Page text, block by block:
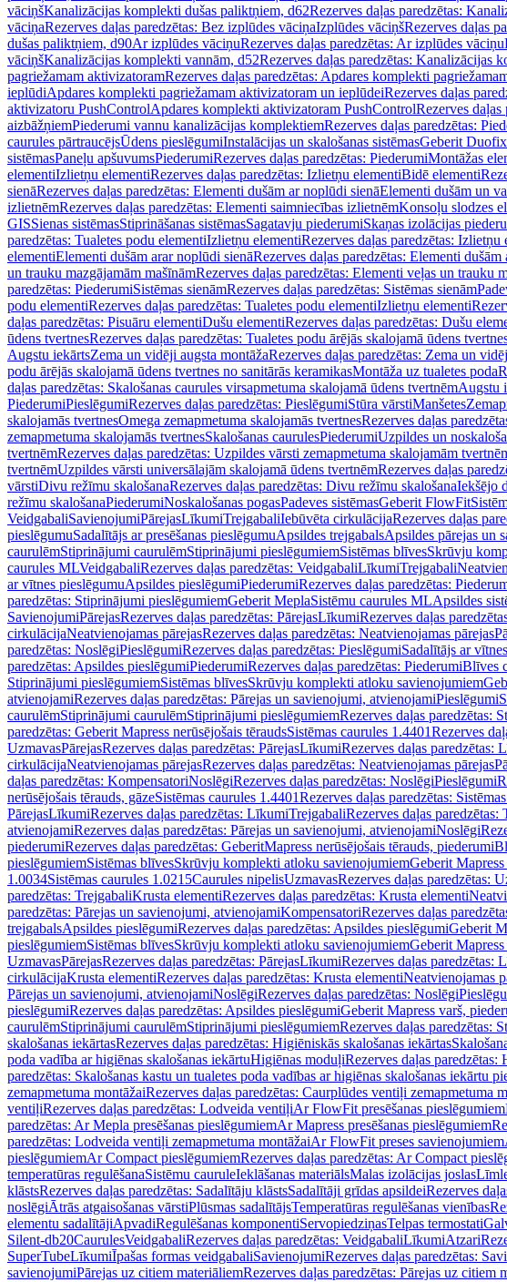
vāciņšKanalizācijas komplekti dušas paliktņiem, d62Rezerves daļas paredzētas:
vāciņaRezerves daļas paredzētas: Bez izplūdes vāciņaIzplūdes vāciņšRezerves daļas
dušas paliktņiem, d90Ar izplūdes vāciņuRezerves daļas paredzētas: Ar izplūdes vāciņu
vāciņšKanalizācijas komplekti vannām, d52Rezerves daļas paredzētas: Kanalizācijas
pagriežamam aktivizatoramRezerves daļas paredzētas: Apdares komplekti
ieplūdiApdares komplekti pagriežamam aktivizatoram un ieplūdeiRezerves daļas
aktivizatoru PushControlApdares komplekti aktivizatoram PushControlRezerves
aizbāžņiemPiederumi vannu kanalizācijas komplektiemRezerves daļas paredzētas:
caurules pārtraucējsŪdens pieslēgumiInstalācijas un skalošanas sistēmasGeberit Duofix
sistēmasPaneļu apšuvumsPiederumiRezerves daļas paredzētas: PiederumiMontāžas
elementiIzlietņu elementiRezerves daļas paredzētas: Izlietņu elementiBidē elementi
sienāRezerves daļas paredzētas: Elementi dušām ar noplūdi sienāElementi dušām un
izlietnēmRezerves daļas paredzētas: Elementi saimniecības izlietnēmKonsoļu slodzes
GISSienas sistēmasStiprināšanas sistēmasSagatavju piederumiSkaņas izolācijas
paredzētas: Tualetes podu elementiIzlietņu elementiRezerves daļas paredzētas: Izlietņu
elementiElementi dušām arar noplūdi sienāRezerves daļas paredzētas: Elementi
un trauku mazgājamām mašīnāmRezerves daļas paredzētas: Elementi veļas un trauku
paredzētas: PiederumiSistēmas sienāmRezerves daļas paredzētas: Sistēmas sienām
podu elementiRezerves daļas paredzētas: Tualetes podu elementiIzlietņu elementi
daļas paredzētas: Pisuāru elementiDušu elementiRezerves daļas paredzētas: Dušu
ūdens tvertnesRezerves daļas paredzētas: Tualetes podu ārējās skalojamā ūdens
Augstu iekārtsZema un vidēji augsta montāžaRezerves daļas paredzētas: Zema un
podu ārējās skalojamā ūdens tvertnes no sanitārās keramikasMontāža uz tualetes poda
daļas paredzētas: Skalošanas caurules virsapmetuma skalojamā ūdens tvertnēmAugstu
PiederumiPieslēgumiRezerves daļas paredzētas: PieslēgumiStūra vārstiManšetes
skalojamās tvertnesOmega zemapmetuma skalojamās tvertnesRezerves daļas
zemapmetuma skalojamās tvertnesSkalošanas caurulesPiederumiUzpildes un
tvertnēmRezerves daļas paredzētas: Uzpildes vārsti zemapmetuma skalojamām
tvertnēmUzpildes vārsti universālajām skalojamā ūdens tvertnēmRezerves daļas
vārstiDivu režīmu skalošanaRezerves daļas paredzētas: Divu režīmu skalošanaIekšējo
režīmu skalošanaPiederumiNoskalošanas pogasPadeves sistēmasGeberit FlowFit
VeidgabaliSavienojumiPārejasLīkumiTrejgabaliIebūvēta cirkulācijaRezerves daļas
pieslēgumuSadalītājs ar presēšanas pieslēgumuApsildes trejgabalsApsildes pārejas un
caurulēmStiprinājumi caurulēmStiprinājumi pieslēgumiemSistēmas blīvesSkrūvju
caurules MLVeidgabaliRezerves daļas paredzētas: VeidgabaliLīkumiTrejgabali
ar vītnes pieslēgumuApsildes pieslēgumiPiederumiRezerves daļas paredzētas:
paredzētas: Stiprinājumi pieslēgumiemGeberit MeplaSistēmu caurules MLApsildes
SavienojumiPārejasRezerves daļas paredzētas: PārejasLīkumiRezerves daļas
cirkulācijaNeatvienojamas pārejasRezerves daļas paredzētas: Neatvienojamas pārejas
paredzētas: NoslēgiPieslēgumiRezerves daļas paredzētas: PieslēgumiSadalītājs ar
paredzētas: Apsildes pieslēgumiPiederumiRezerves daļas paredzētas: PiederumiBlīves
Stiprinājumi pieslēgumiemSistēmas blīvesSkrūvju komplekti atloku savienojumiem
atvienojamiRezerves daļas paredzētas: Pārejas un savienojumi, atvienojamiPieslēgumi
caurulēmStiprinājumi caurulēmStiprinājumi pieslēgumiemRezerves daļas paredzētas:
paredzētas: Geberit Mapress nerūsējošais tēraudsSistēmas caurules 1.4401Rezerves
UzmavasPārejasRezerves daļas paredzētas: PārejasLīkumiRezerves daļas paredzētas:
cirkulācijaNeatvienojamas pārejasRezerves daļas paredzētas: Neatvienojamas pārejas
daļas paredzētas: KompensatoriNoslēgiRezerves daļas paredzētas: NoslēgiPieslēgumi
nerūsējošais tērauds, gāzeSistēmas caurules 1.4401Rezerves daļas paredzētas:
PārejasLīkumiRezerves daļas paredzētas: LīkumiTrejgabaliRezerves daļas paredzētas:
atvienojamiRezerves daļas paredzētas: Pārejas un savienojumi, atvienojamiNoslēgi
piederumiRezerves daļas paredzētas: GeberitMapress nerūsējošais tērauds, piederumi
pieslēgumiemSistēmas blīvesSkrūvju komplekti atloku savienojumiemGeberit
1.0034Sistēmas caurules 1.0215Caurules nipelisUzmavasRezerves daļas paredzētas:
paredzētas: TrejgabaliKrusta elementiRezerves daļas paredzētas: Krusta elementi
paredzētas: Pārejas un savienojumi, atvienojamiKompensatoriRezerves daļas
trejgabalsApsildes pieslēgumiRezerves daļas paredzētas: Apsildes pieslēgumiGeberit
pieslēgumiemSistēmas blīvesSkrūvju komplekti atloku savienojumiemGeberit Mapress
UzmavasPārejasRezerves daļas paredzētas: PārejasLīkumiRezerves daļas paredzētas:
cirkulācijaKrusta elementiRezerves daļas paredzētas: Krusta elementiNeatvienojamas
Pārejas un savienojumi, atvienojamiNoslēgiRezerves daļas paredzētas: Noslēgi
pieslēgumiRezerves daļas paredzētas: Apsildes pieslēgumiGeberit Mapress varš,
caurulēmStiprinājumi caurulēmStiprinājumi pieslēgumiemRezerves daļas paredzētas:
skalošanas iekārtasRezerves daļas paredzētas: Higiēniskās skalošanas iekārtas
poda vadība ar higiēnas skalošanas iekārtuHigiēnas moduļiRezerves daļas paredzētas:
paredzētas: Skalošanas kastu un tualetes poda vadības ar higiēnas skalošanas iekārtu
zemapmetuma montāžaiRezerves daļas paredzētas: Caurplūdes ventiļi zemapmetuma
ventiļiRezerves daļas paredzētas: Lodveida ventiļiAr FlowFit presēšanas pieslēgumiem
paredzētas: Ar Mepla presēšanas pieslēgumiemAr Mapress presēšanas pieslēgumiem
paredzētas: Lodveida ventiļi zemapmetuma montāžaiAr FlowFit preses savienojumiem
pieslēgumiemAr Compact pieslēgumiemRezerves daļas paredzētas: Ar Compact
temperatūras regulēšanaSistēmu cauruleIeklāšanas materiālsMalas izolācijas joslas
klāstsRezerves daļas paredzētas: Sadalītāju klāstsSadalītāji grīdas apsildeiRezerves
noslēgiĀtrās atgaisošanas vārstiPlūsmas sadalītājsTemperatūras regulēšanas vienības
elementu sadalītājiApvadiRegulēšanas komponentiServopiedziņasTelpas termostati
Silent-db20CaurulesVeidgabaliRezerves daļas paredzētas: VeidgabaliLīkumiAtzari
SuperTubeLīkumiĪpašas formas veidgabaliSavienojumiRezerves daļas paredzētas:
savienojumiPārejas uz citiem materiāliemRezerves daļas paredzētas: Pārejas uz citiem